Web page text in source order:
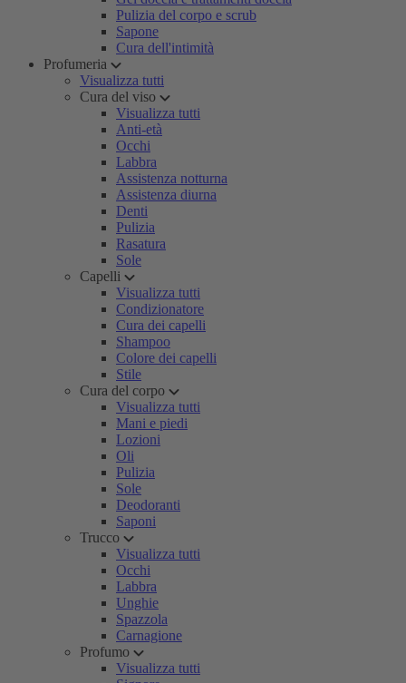
Pulizia del corpo e scrub
Sapone
Cura dell'intimità
Profumeria
Visualizza tutti
Cura del viso
Visualizza tutti
Anti-età
Occhi
Labbra
Assistenza notturna
Assistenza diurna
Denti
Pulizia
Rasatura
Sole
Capelli
Visualizza tutti
Condizionatore
Cura dei capelli
Shampoo
Colore dei capelli
Stile
Cura del corpo
Visualizza tutti
Mani e piedi
Lozioni
Oli
Pulizia
Sole
Deodoranti
Saponi
Trucco
Visualizza tutti
Occhi
Labbra
Unghie
Spazzola
Carnagione
Profumo
Visualizza tutti